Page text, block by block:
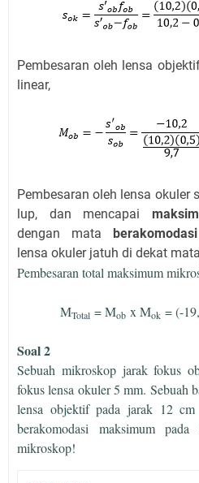
Pembesaran oleh lensa
linear,
Pembesaran oleh lensa okuler
lup, dan mencapai
dengan mata
lensa okuler jatuh di dekat
Pembesaran total maksimum
MTotal = Mob x Mok = (-
Soal 2
Sebuah mikroskop jarak fokus
fokus lensa okuler 5 mm. Sebuah
lensa objektif pada jarak 12
berakomodasi maksimum
mikroskop!